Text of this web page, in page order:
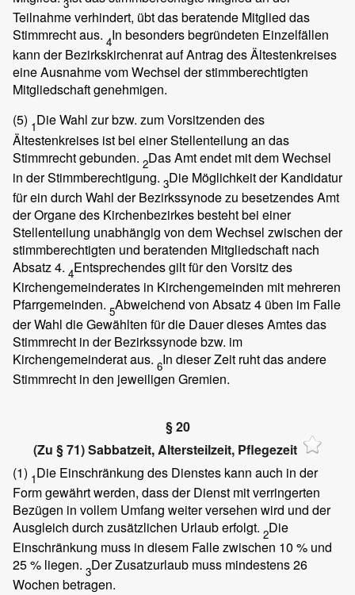
3
Teilnahme verhindert, übt das beratende Mitglied das
Stimmrecht aus. 4In besonders begründeten Einzelfällen
kann der Bezirkskirchenrat auf Antrag des Ältestenkreises
eine Ausnahme vom Wechsel der stimmberechtigten
Mitgliedschaft genehmigen.
(5) 1Die Wahl zur bzw. zum Vorsitzenden des
Ältestenkreises ist bei einer Stellenteilung an das
Stimmrecht gebunden. 2Das Amt endet mit dem Wechsel
in der Stimmberechtigung. 3Die Möglichkeit der Kandidatur
für ein durch Wahl der Bezirkssynode zu besetzendes Amt
der Organe des Kirchenbezirkes besteht bei einer
Stellenteilung unabhängig von dem Wechsel zwischen der
stimmberechtigten und beratenden Mitgliedschaft nach
Absatz 4. 4Entsprechendes gilt für den Vorsitz des
Kirchengemeinderates in Kirchengemeinden mit mehreren
Pfarrgemeinden. 5Abweichend von Absatz 4 üben im Falle
der Wahl die Gewählten für die Dauer dieses Amtes das
Stimmrecht in der Bezirkssynode bzw. im
Kirchengemeinderat aus. 6In dieser Zeit ruht das andere
Stimmrecht in den jeweiligen Gremien.
§ 20
(Zu § 71) Sabbatzeit, Altersteilzeit, Pflegezeit
(1) 1Die Einschränkung des Dienstes kann auch in der
Form gewährt werden, dass der Dienst mit verringerten
Bezügen in vollem Umfang weiter versehen wird und der
Ausgleich durch zusätzlichen Urlaub erfolgt. 2Die
Einschränkung muss in diesem Falle zwischen 10 % und
25 % liegen. 3Der Zusatzurlaub muss mindestens 26
Wochen betragen.